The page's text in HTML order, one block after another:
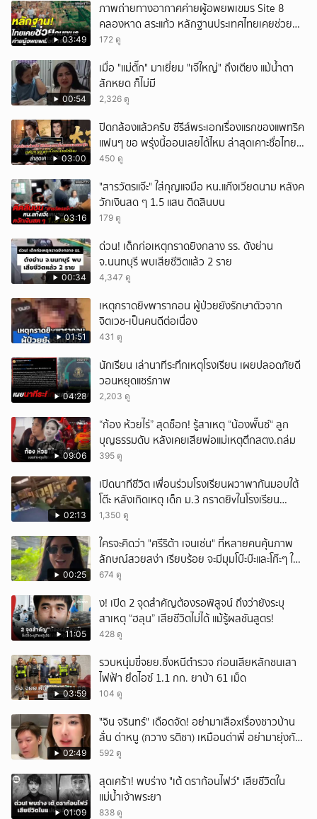
03:49
ภาพถ่ายทางอากาศค่ายผู้อพยพเขมร Site 8
คลองหาด สระแก้ว หลักฐานประเทศไทยเคยช่วยคน
เขมร
172 ดู
00:54
เมื่อ "แม่ตั๊ก" มาเยี่ยม "เจ๊ใหญ่" ถึงเตียง แม้น้ำตา
สักหยด ก็ไม่มี
2,326 ดู
03:00
ปิดกล้องแล้วครับ ซีรีส์พระเอกเรื่องแรกของแพทริค
แฟนๆ ขอ พรุ่งนี้ออนเลยได้ไหม ล่าสุดเคาะชื่อไทย
แล้ว
450 ดู
03:16
"สารวัตรแจ๊ะ" ใส่กุญแจมือ หน.แก๊งเวียดนาม หลังค
วักเงินสด ๆ 1.5 แสน ติดสินบน
179 ดู
00:34
ด่วน! เด็กก่อเหตุกราดยิงกลาง รร. ดังย่าน
จ.นนทบุรี พบเสียชีวิตแล้ว 2 ราย
4,347 ดู
01:51
เหตุกราดยิvพารากอน ผู้ป่วยยังรักษาตัวจาก
จิตเวช-เป็นคนดีต่อเนื่อง
431 ดู
04:28
นักเรียน เล่านาทีระทึกเหตุโรงเรียน เผยปลอดภัยดี
วอนหยุดแชร์ภาพ
2,203 ดู
09:06
“ก้อง ห้วยไร่” สุดช็อก! รู้สาเหตุ “น้องพั๊นซ์“ ลูก
บุญธรรมดับ หลังเคยเสียพ่อแม่เหตุตึกสตง.ถล่ม
395 ดู
02:13
เปิดนาทีชีวิต เพื่อนร่วมโรงเรียนผวาพากันมอบใต้
โต๊ะ หลังเกิดเหตุ เด็ก ม.3 กราดยิvในโรงเรียน
เทพศิรินทร์นนท์ แบบไม่เลือกหน้า เสียงปืนดังสนั่น
1,350 ดู
00:25
ใครจะคิดว่า "ศรีริต้า เจนเซ่น" ที่หลายคนคุ้นภาพ
ลักษณ์สวยสง่า เรียบร้อย จะมีมุมโบ๊ะบ๊ะและโก๊ะๆ ให้
ได้อมยิ้มเหมือนกัน งานนี้ทำเอาแฟนๆ ทั้งเอ็นดูทั้ง
674 ดู
11:05
ึ้ง! เปิด 2 จุดสำคัญต้องรอพิสูจน์ ถึงว่ายังระบุ
สาเหตุ “ฮลุน” เสียชีวิตไม่ได้ แม้รู้ผลชันสูตร!
428 ดู
03:59
รวบหนุ่มขี่จยย.ซิ่งหนีตำรวจ ก่อนเสียหลักชนเสา
ไฟฟ้า ยึดไอซ์ 1.1 กก. ยาบ้า 61 เม็ด
104 ดู
02:49
ั่"จิน จรินทร์" เดือดจัด! อย่ามาเสือxเรื่องชาวบ้าน
ลั่น ด่าหนู (กวาง รติชา) เหมือนด่าพี่ อย่ามายุ่งกับ
คนของผม จบ!!!
592 ดู
01:09
สุดเศร้า! พบร่าง "เต้ ดราก้อนไฟว์" เสียชีวิตใน
แม่น้ำเจ้าพระยา
838 ดู